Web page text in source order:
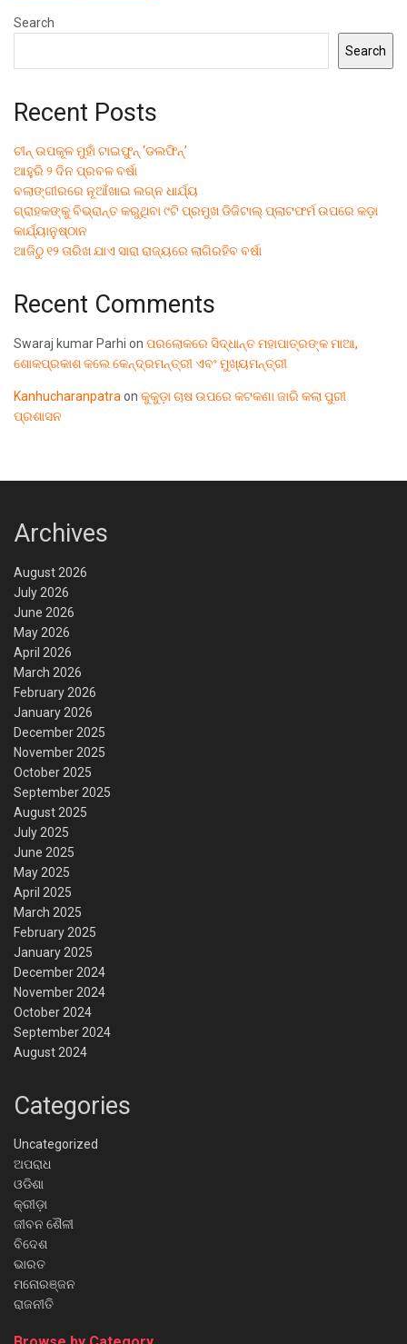
Search
Search
Recent Posts
ଚୀନ୍ ଉପକୂଳ ମୁହାଁ ଟାଇଫୁନ୍ ‘ଡଲଫିନ୍’
ଆହୁରି ୨ ଦିନ ପ୍ରବଳ ବର୍ଷା
ବଲାଙ୍ଗୀରରେ ନୂଆଁଖାଇ ଲଗ୍ନ ଧାର୍ଯ୍ୟ
ଗ୍ରାହକଙ୍କୁ ବିଭ୍ରାନ୍ତ କରୁଥିବା ୯ଟି ପ୍ରମୁଖ ଡିଜିଟାଲ୍ ପ୍ଲାଟଫର୍ମ ଉପରେ କଡ଼ା
କାର୍ଯ୍ୟାନୁଷ୍ଠାନ
ଆଜିଠୁ ୧୨ ତାରିଖ ଯାଏ ସାରା ରାଜ୍ୟରେ ଲାଗିରହିବ ବର୍ଷା
Recent Comments
Swaraj kumar Parhi on ପରଲୋକରେ ସିଦ୍ଧାନ୍ତ ମହାପାତ୍ରଙ୍କ ମାଆ,
ଶୋକପ୍ରକାଶ କଲେ କେନ୍ଦ୍ରମନ୍ତ୍ରୀ ଏବଂ ମୁଖ୍ୟମନ୍ତ୍ରୀ
Kanhucharanpatra on କୁକୁଡ଼ା ଚାଷ ଉପରେ କଟକଣା ଜାରି କଲା ପୁରୀ
ପ୍ରଶାସନ
Archives
August 2026
July 2026
June 2026
May 2026
April 2026
March 2026
February 2026
January 2026
December 2025
November 2025
October 2025
September 2025
August 2025
July 2025
June 2025
May 2025
April 2025
March 2025
February 2025
January 2025
December 2024
November 2024
October 2024
September 2024
August 2024
Categories
Uncategorized
ଅପରାଧ
ଓଡିଶା
କ୍ରୀଡ଼ା
ଜୀବନ ଶୈଳୀ
ବିଦେଶ
ଭାରତ
ମନୋରଞ୍ଜନ
ରାଜନୀତି